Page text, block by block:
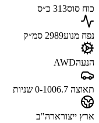
כוח סוס313 כ״ס
נפח מנוע2989 סמ״ק
הנעהAWD
תאוצה 0-100 6.7 שניות
ארץ ייצורארה"ב